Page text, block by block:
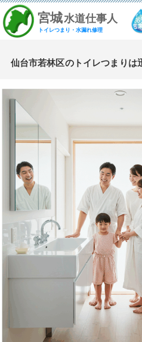
宮城水道仕事人
トイレつまり・水漏れ修理
仙台市若林区のトイレつまり